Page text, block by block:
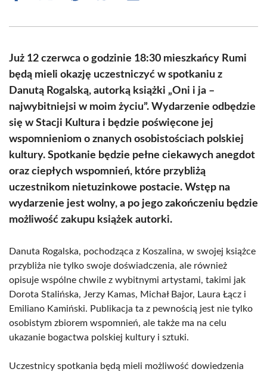
(Twitter)
Już 12 czerwca o godzinie 18:30 mieszkańcy Rumi
będą mieli okazję uczestniczyć w spotkaniu z
Danutą Rogalską, autorką książki „Oni i ja –
najwybitniejsi w moim życiu”. Wydarzenie odbędzie
się w Stacji Kultura i będzie poświęcone jej
wspomnieniom o znanych osobistościach polskiej
kultury. Spotkanie będzie pełne ciekawych anegdot
oraz ciepłych wspomnień, które przybliżą
uczestnikom nietuzinkowe postacie. Wstęp na
wydarzenie jest wolny, a po jego zakończeniu będzie
możliwość zakupu książek autorki.
Danuta Rogalska, pochodząca z Koszalina, w swojej książce
przybliża nie tylko swoje doświadczenia, ale również
opisuje wspólne chwile z wybitnymi artystami, takimi jak
Dorota Stalińska, Jerzy Kamas, Michał Bajor, Laura Łącz i
Emiliano Kamiński. Publikacja ta z pewnością jest nie tylko
osobistym zbiorem wspomnień, ale także ma na celu
ukazanie bogactwa polskiej kultury i sztuki.
Uczestnicy spotkania będą mieli możliwość dowiedzenia